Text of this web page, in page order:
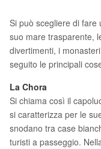
Si può scegliere di fare
suo mare trasparente,
divertimenti, i
seguito le principali
La Chora
Si chiama così il
si caratterizza per le
snodano tra case
turisti a passeggio.